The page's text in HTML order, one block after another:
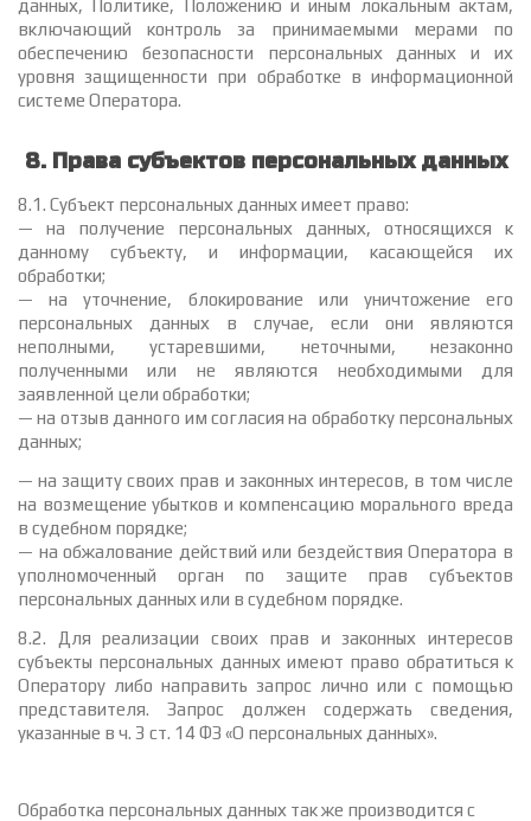
данных, Политике, Положению и иным локальным актам,
включающий контроль за принимаемыми мерами по
обеспечению безопасности персональных данных и их
уровня защищенности при обработке в информационной
системе Оператора.
8. Права субъектов персональных данных
8.1. Субъект персональных данных имеет право:
— на получение персональных данных, относящихся к
данному субъекту, и информации, касающейся их
обработки;
— на уточнение, блокирование или уничтожение его
персональных данных в случае, если они являются
неполными, устаревшими, неточными, незаконно
полученными или не являются необходимыми для
заявленной цели обработки;
— на отзыв данного им согласия на обработку персональных
данных;
— на защиту своих прав и законных интересов, в том числе
на возмещение убытков и компенсацию морального вреда
в судебном порядке;
— на обжалование действий или бездействия Оператора в
уполномоченный орган по защите прав субъектов
персональных данных или в судебном порядке.
8.2. Для реализации своих прав и законных интересов
субъекты персональных данных имеют право обратиться к
Оператору либо направить запрос лично или с помощью
представителя. Запрос должен содержать сведения,
указанные в ч. 3 ст. 14 ФЗ «О персональных данных».
Обработка персональных данных так же производится с